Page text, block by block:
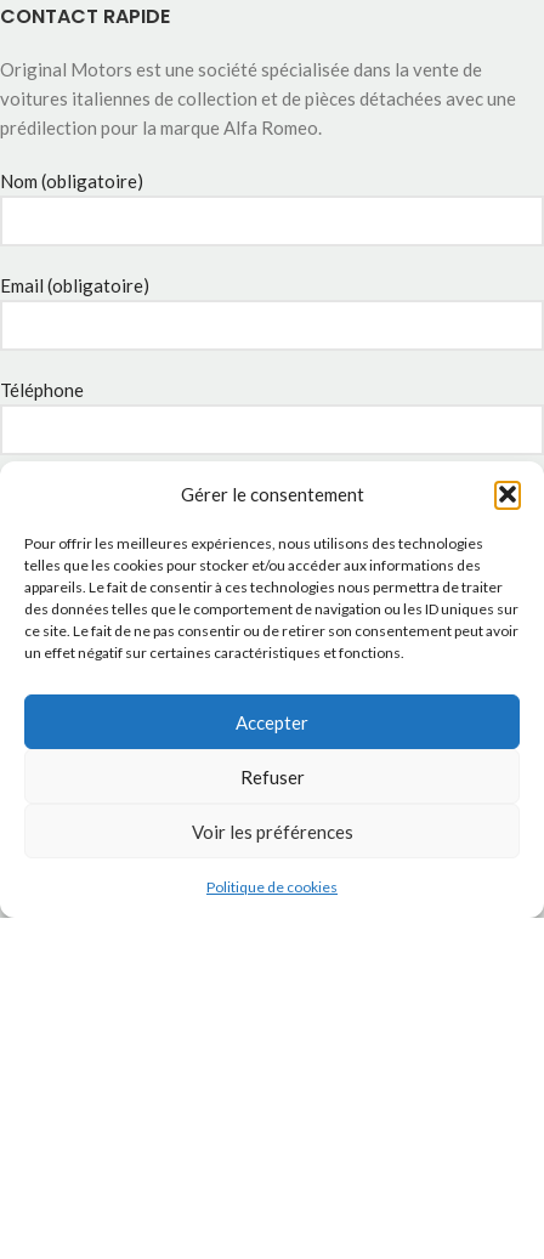
Gérer le consentement
Pour offrir les meilleures expériences, nous utilisons des technologies
telles que les cookies pour stocker et/ou accéder aux informations des
appareils. Le fait de consentir à ces technologies nous permettra de traiter
des données telles que le comportement de navigation ou les ID uniques sur
ce site. Le fait de ne pas consentir ou de retirer son consentement peut avoir
un effet négatif sur certaines caractéristiques et fonctions.
Accepter
Refuser
Voir les préférences
Politique de cookies
CONTACT RAPIDE
Original Motors est une société spécialisée dans la vente de
voitures italiennes de collection et de pièces détachées avec une
prédilection pour la marque Alfa Romeo.
Nom (obligatoire)
Email (obligatoire)
Téléphone
Message
Politique de confidentialité